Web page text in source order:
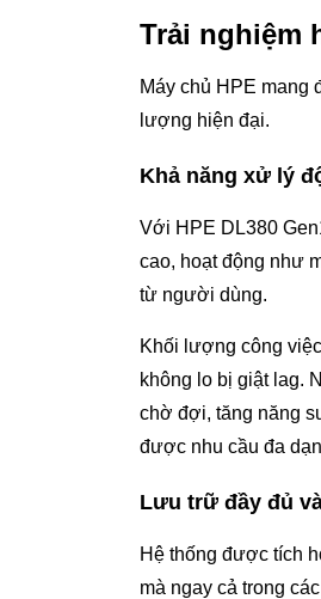
Trải nghiệm
Máy chủ HPE mang
lượng hiện đại.
Khả năng xử lý
Với HPE DL380
cao, hoạt động như
từ người dùng.
Khối lượng công
không lo bị giật lag.
chờ đợi, tăng năng
được nhu cầu đa
Lưu trữ đầy đủ
Hệ thống được tích
mà ngay cả trong